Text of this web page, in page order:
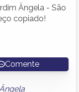
Ângela - São
copiado!
Comente